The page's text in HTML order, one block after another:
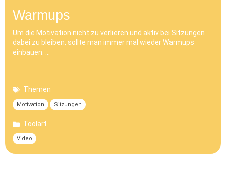
Warmups
Um die Motivation nicht zu verlieren und aktiv bei Sitzungen
dabei zu bleiben, sollte man immer mal wieder Warmups
einbauen. …
Themen
Motivation Sitzungen
Toolart
Video